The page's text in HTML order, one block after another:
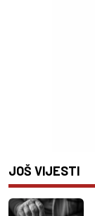
JOŠ VIJESTI